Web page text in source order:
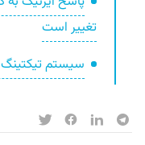
تغییر است
سیستم تیکتینگ